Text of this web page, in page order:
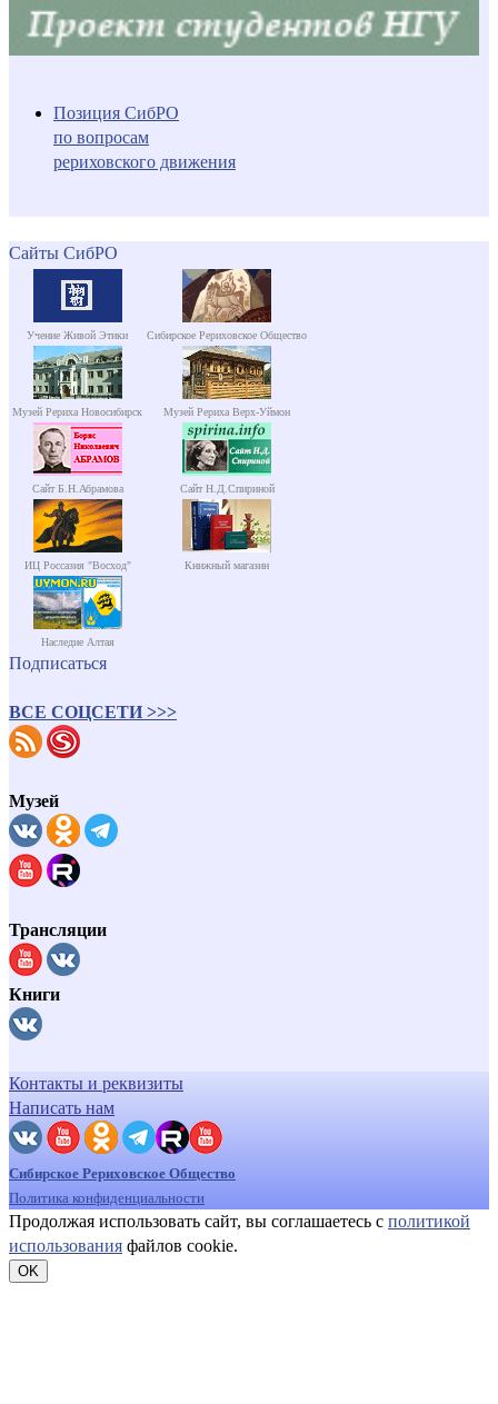
Позиция СибРО
по вопросам
рериховского движения
Сайты СибРО
Учение Живой Этики Сибирское Рериховское Общество
Музей Рериха Новосибирск Музей Рериха Верх-Уймон
Сайт Б.Н.Абрамова Сайт Н.Д.Спириной
ИЦ Россазия "Восход" Книжный магазин
Наследие Алтая
Подписаться
ВСЕ СОЦСЕТИ >>>
Музей
Трансляции
Книги
Контакты и реквизиты
Написать нам
Сибирское Рериховское Общество
Политика конфиденциальности
Продолжая использовать сайт, вы соглашаетесь с политикой
использования файлов cookie.
OK